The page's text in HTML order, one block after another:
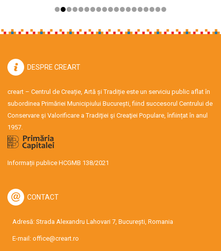
DESPRE CREART
creart – Centrul de Creație, Artă și Tradiție este un serviciu public aflat în
subordinea Primăriei Municipiului București, fiind succesorul Centrului de
Conservare şi Valorificare a Tradiţiei şi Creaţiei Populare, înființat în anul
1957.
Informații publice HCGMB 138/2021
CONTACT
Adresă: Strada Alexandru Lahovari 7, București, Romania
E-mail: office@creart.ro